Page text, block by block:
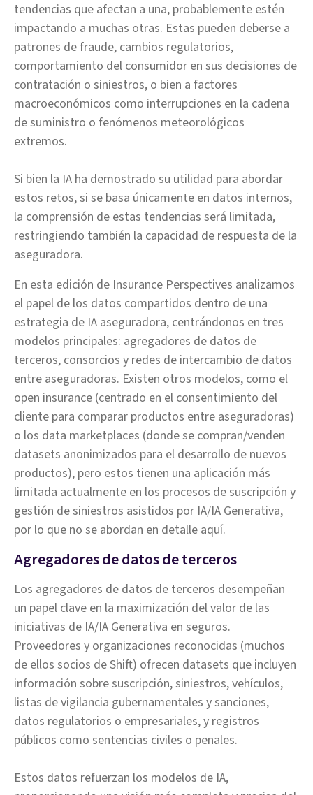
tendencias que afectan a una, probablemente estén
impactando a muchas otras. Estas pueden deberse a
patrones de fraude, cambios regulatorios,
comportamiento del consumidor en sus decisiones de
contratación o siniestros, o bien a factores
macroeconómicos como interrupciones en la cadena
de suministro o fenómenos meteorológicos
extremos.
Si bien la IA ha demostrado su utilidad para abordar
estos retos, si se basa únicamente en datos internos,
la comprensión de estas tendencias será limitada,
restringiendo también la capacidad de respuesta de la
aseguradora.
En esta edición de Insurance Perspectives analizamos
el papel de los datos compartidos dentro de una
estrategia de IA aseguradora, centrándonos en tres
modelos principales: agregadores de datos de
terceros, consorcios y redes de intercambio de datos
entre aseguradoras. Existen otros modelos, como el
open insurance (centrado en el consentimiento del
cliente para comparar productos entre aseguradoras)
o los data marketplaces (donde se compran/venden
datasets anonimizados para el desarrollo de nuevos
productos), pero estos tienen una aplicación más
limitada actualmente en los procesos de suscripción y
gestión de siniestros asistidos por IA/IA Generativa,
por lo que no se abordan en detalle aquí.
Agregadores de datos de terceros
Los agregadores de datos de terceros desempeñan
un papel clave en la maximización del valor de las
iniciativas de IA/IA Generativa en seguros.
Proveedores y organizaciones reconocidas (muchos
de ellos socios de Shift) ofrecen datasets que incluyen
información sobre suscripción, siniestros, vehículos,
listas de vigilancia gubernamentales y sanciones,
datos regulatorios o empresariales, y registros
públicos como sentencias civiles o penales.
Estos datos refuerzan los modelos de IA,